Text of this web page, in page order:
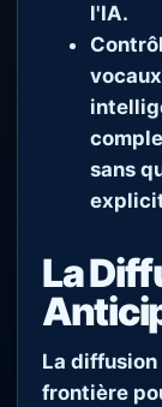
l'IA.
sans
La
La
frontière